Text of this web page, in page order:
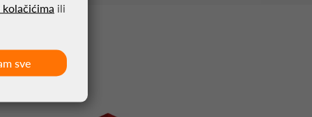
ili
sve